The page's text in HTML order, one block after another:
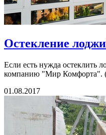
Остекление
Если есть нужда остеклить
компанию "Мир Комфорта".
01.08.2017